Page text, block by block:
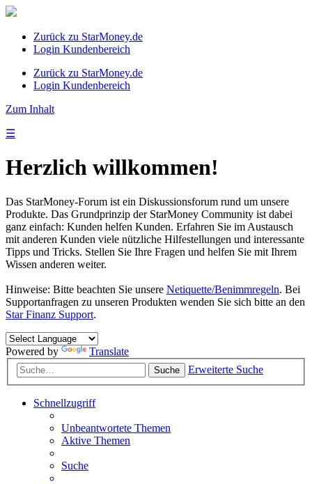
Zurück zu StarMoney.de
Login Kundenbereich
Zurück zu StarMoney.de
Login Kundenbereich
Zum Inhalt
☰
Herzlich willkommen!
Das StarMoney-Forum ist ein Diskussionsforum rund um unsere
Produkte. Das Grundprinzip der StarMoney Community ist dabei
ganz einfach: Kunden helfen Kunden. Erfahren Sie im Austausch
mit anderen Kunden viele nützliche Hilfestellungen und interessante
Tipps und Tricks. Stellen Sie Ihre Fragen und helfen Sie mit Ihrem
Wissen anderen weiter.
Hinweise: Bitte beachten Sie unsere Netiquette/Benimmregeln. Bei
Supportanfragen zu unseren Produkten wenden Sie sich bitte an den
Star Finanz Support.
Powered by Translate
Suche Erweiterte Suche
Schnellzugriff
Unbeantwortete Themen
Aktive Themen
Suche